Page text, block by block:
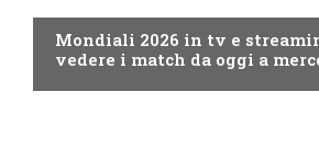
Mondiali 2026 in tv e
vedere i match da oggi a